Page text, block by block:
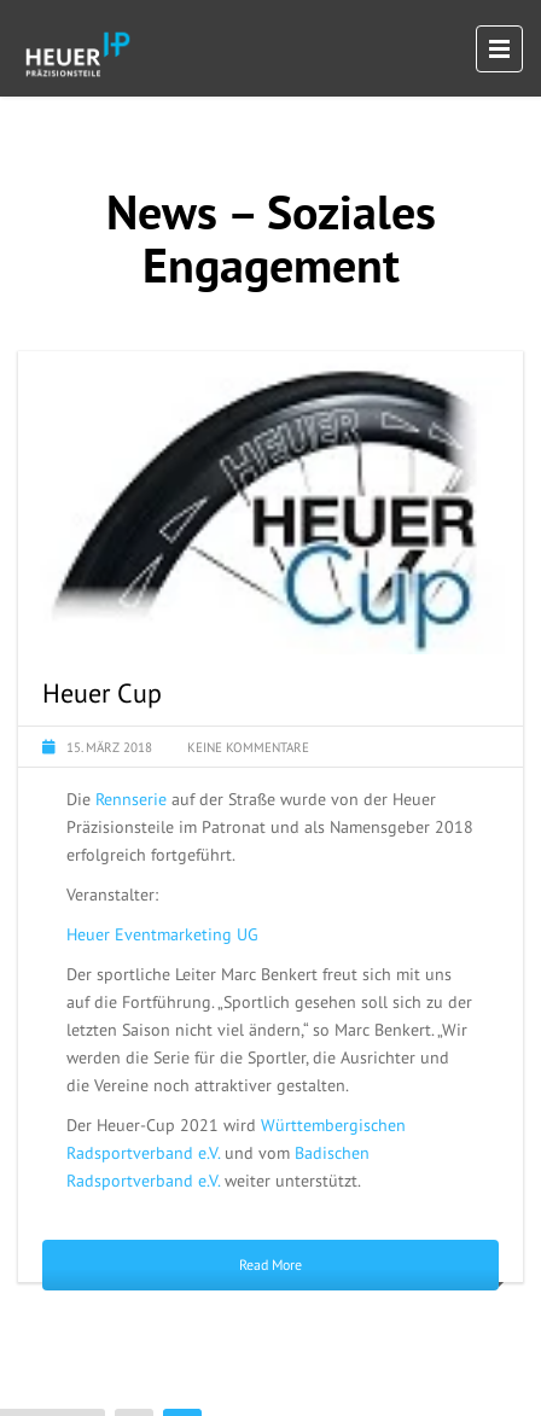
News – Soziales
Engagement
Heuer Cup
15. MÄRZ 2018 KEINE KOMMENTARE
Die Rennserie auf der Straße wurde von der Heuer
Präzisionsteile im Patronat und als Namensgeber 2018
erfolgreich fortgeführt.
Veranstalter:
Heuer Eventmarketing UG
Der sportliche Leiter Marc Benkert freut sich mit uns
auf die Fortführung. „Sportlich gesehen soll sich zu der
letzten Saison nicht viel ändern,“ so Marc Benkert. „Wir
werden die Serie für die Sportler, die Ausrichter und
die Vereine noch attraktiver gestalten.
Der Heuer-Cup 2021 wird Württembergischen
Radsportverband e.V.und vom Badischen
Radsportverband e.V.weiter unterstützt.
Read More